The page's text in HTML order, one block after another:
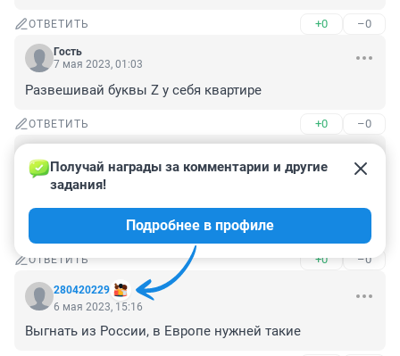
ОТВЕТИТЬ +0 –0
Гость
7 мая 2023, 01:03
Развешивай буквы Z у себя квартире
ОТВЕТИТЬ +0 –0
6 мая 2023, 19:47
В Латвии она лишилась любой работы, села в тюрьму
и еще получила люлей, а в России можно всё с гос.
символикой. Так любая страна проиграет всё.
ОТВЕТИТЬ +0 –0
280420229
Получай награды за комментарии и другие
задания!
Подробнее в профиле
6 мая 2023, 15:16
Выгнать из России, в Европе нужней такие